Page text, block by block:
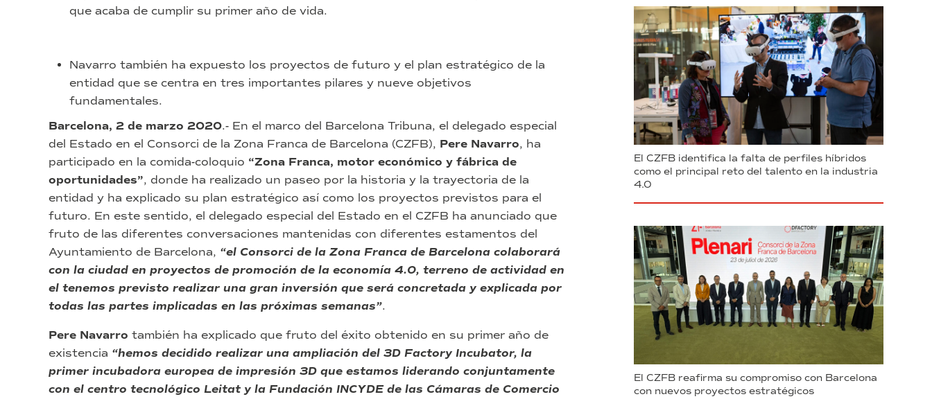
que acaba de cumplir su primer año de vida.
Navarro también ha expuesto los proyectos de futuro y el plan estratégico de la
entidad que se centra en tres importantes pilares y nueve objetivos
fundamentales.
Barcelona, 2 de marzo 2020.- En el marco del Barcelona Tribuna, el delegado especial
del Estado en el Consorci de la Zona Franca de Barcelona (CZFB), Pere Navarro, ha
participado en la comida-coloquio “Zona Franca, motor económico y fábrica de
oportunidades”, donde ha realizado un paseo por la historia y la trayectoria de la
entidad y ha explicado su plan estratégico así como los proyectos previstos para el
futuro. En este sentido, el delegado especial del Estado en el CZFB ha anunciado que
fruto de las diferentes conversaciones mantenidas con diferentes estamentos del
Ayuntamiento de Barcelona, “el Consorci de la Zona Franca de Barcelona colaborará
con la ciudad en proyectos de promoción de la economía 4.0, terreno de actividad en
el tenemos previsto realizar una gran inversión que será concretada y explicada por
todas las partes implicadas en las próximas semanas”.
Pere Navarro también ha explicado que fruto del éxito obtenido en su primer año de
existencia “hemos decidido realizar una ampliación del 3D Factory Incubator, la
primer incubadora europea de impresión 3D que estamos liderando conjuntamente
con el centro tecnológico Leitat y la Fundación INCYDE de las Cámaras de Comercio
El CZFB identifica la falta de perfiles híbridos
como el principal reto del talento en la industria
4.0
El CZFB reafirma su compromiso con Barcelona
con nuevos proyectos estratégicos